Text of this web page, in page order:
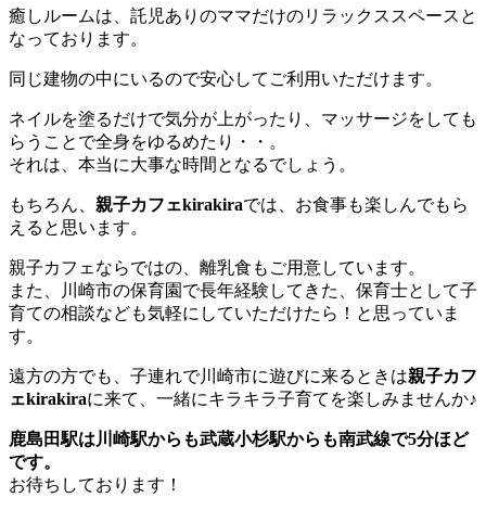
癒しルームは、託児ありのママだけのリラックススペースと
なっております。
同じ建物の中にいるので安心してご利用いただけます。
ネイルを塗るだけで気分が上がったり、マッサージをしても
らうことで全身をゆるめたり・・。
それは、本当に大事な時間となるでしょう。
もちろん、 親子カフェkirakiraでは、お食事も楽しんでもら
えると思います。
親子カフェならではの、離乳食もご用意しています。
また、川崎市の保育園で長年経験してきた、保育士として子
育ての相談なども気軽にしていただけたら！と思っていま
す。
遠方の方でも、子連れで川崎市に遊びに来るときは親子カフ
ェkirakiraに来て、一緒にキラキラ子育てを楽しみませんか♪
鹿島田駅は川崎駅からも武蔵小杉駅からも南武線で5分ほど
です。
お待ちしております！